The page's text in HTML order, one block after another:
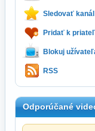
Sledovať kanál
Pridať k
Blokuj
RSS
Odporúčané